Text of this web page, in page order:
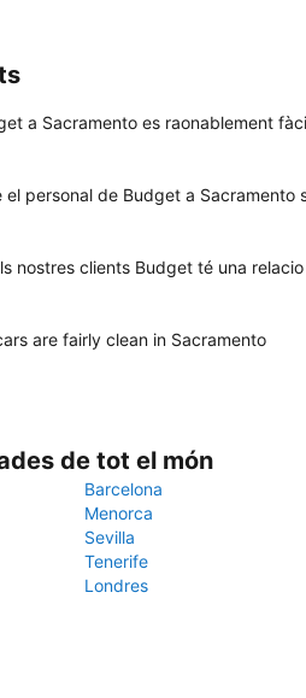
a Sacramento es raonablement
el personal de Budget a Sacramento
nostres clients Budget té una
are fairly clean in Sacramento
de tot el món
Barcelona
Menorca
Sevilla
Tenerife
Londres